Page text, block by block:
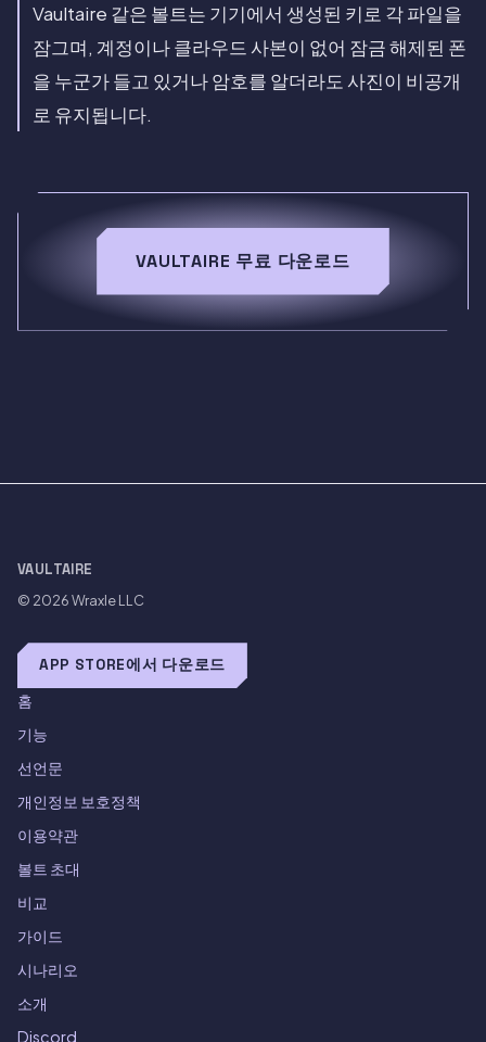
Vaultaire 같은 볼트는 기기에서 생성된 키로 각 파일을
잠그며, 계정이나 클라우드 사본이 없어 잠금 해제된 폰
을 누군가 들고 있거나 암호를 알더라도 사진이 비공개
로 유지됩니다.
VAULTAIRE 무료 다운로드
VAULTAIRE
© 2026Wraxle LLC
APP STORE에서 다운로드
홈
기능
선언문
개인정보 보호정책
이용약관
볼트 초대
비교
가이드
시나리오
소개
Discord